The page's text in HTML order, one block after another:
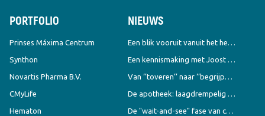
PORTFOLIO
Prinses Máxima Centrum
Synthon
Novartis Pharma B.V.
CMyLife
Hematon
NIEUWS
Een blik vooruit vanuit het heden
Een kennismaking met Joost Groen
Van ‘’toveren’’ naar ‘’begrijpen’’
De apotheek: laagdrempelig & overstijgend tegelijk
De "wait-and-see" fase van chronische leukemie